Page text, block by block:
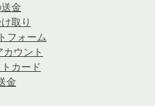
金
取り
フォーム
ウント
カード
金